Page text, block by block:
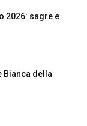
2026: sagre e
Bianca della